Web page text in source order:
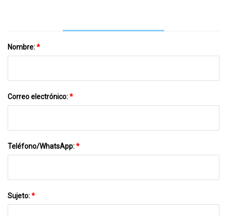
Nombre:*
Correo electrónico:*
Teléfono/WhatsApp:*
Sujeto:*